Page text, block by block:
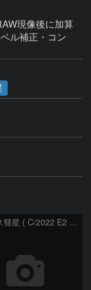
現像後に加算
ル補正・コン
アトラス彗星 ( C/2022 E2 )：2026/07/27